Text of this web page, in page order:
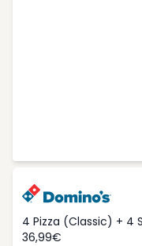
4 Pizza (Classic) + 4
36,99€